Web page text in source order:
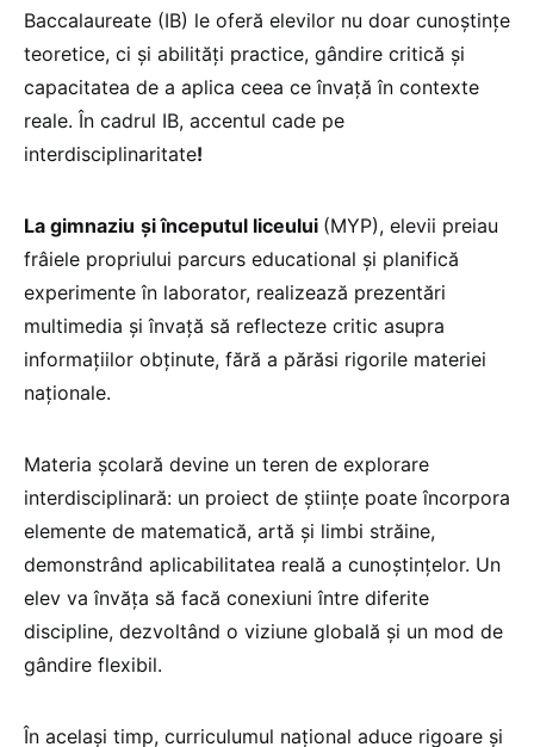
Baccalaureate (IB) le oferă elevilor nu doar cunoștințe
teoretice, ci și abilități practice, gândire critică și
capacitatea de a aplica ceea ce învață în contexte
reale. În cadrul IB, accentul cade pe
interdisciplinaritate!
La gimnaziu și începutul liceului (MYP), elevii preiau
frâiele propriului parcurs educational și planifică
experimente în laborator, realizează prezentări
multimedia și învaţă să reflecteze critic asupra
informațiilor obținute, fără a părăsi rigorile materiei
naţionale.
Materia şcolară devine un teren de explorare
interdisciplinară: un proiect de ştiinţe poate încorpora
elemente de matematică, artă şi limbi străine,
demonstrând aplicabilitatea reală a cunoştinţelor. Un
elev va învăța să facă conexiuni între diferite
discipline, dezvoltând o viziune globală și un mod de
gândire flexibil.
În același timp, curriculumul național aduce rigoare și